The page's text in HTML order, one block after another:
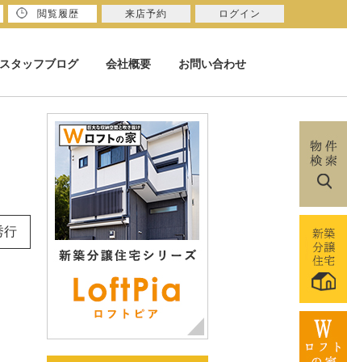
スタッフブログ 会社概要 お問い合わせ
閲覧履歴 来店予約 ログイン